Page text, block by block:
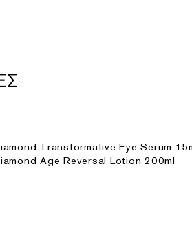
Transformative Eye Serum
Age Reversal Lotion 200ml